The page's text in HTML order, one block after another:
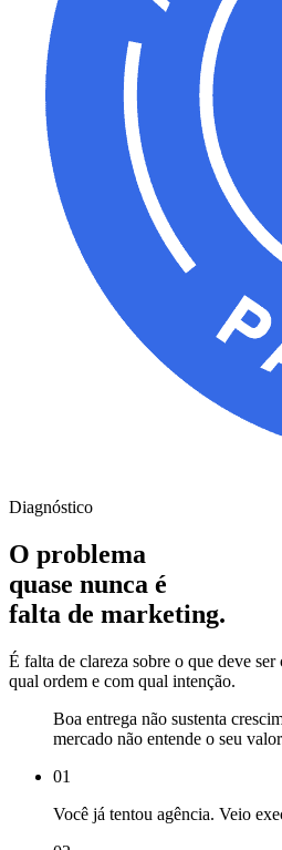
Diagnóstico
O problema
quase nunca é
falta de marketing.
É falta de clareza sobre o que deve
qual ordem e com qual intenção.
Boa entrega não sustenta
mercado não entende o seu
01
Você já tentou agência. Veio